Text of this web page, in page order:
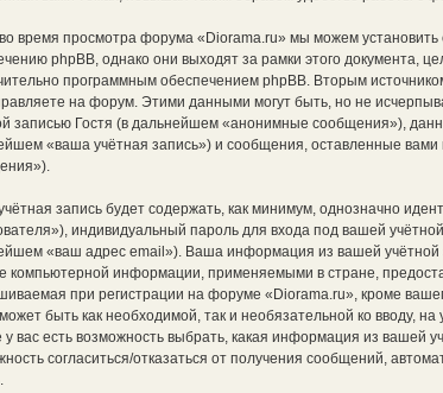
время просмотра форума «Diorama.ru» мы можем
phpBB, однако они выходят за рамки этого документа,
программным обеспечением phpBB. Вторым
на форум. Этими данными могут быть, но не
записью Гостя (в дальнейшем «анонимные сообщения»),
«ваша учётная запись») и сообщения, оставленные
запись будет содержать, как минимум, однозначно
индивидуальный пароль для входа под вашей
«ваш адрес email»). Ваша информация из вашей учётной
компьютерной информации, применяемыми в стране,
при регистрации на форуме «Diorama.ru», кроме
быть как необходимой, так и необязательной ко вводу,
у вас есть возможность выбрать, какая информация из вашей
согласиться/отказаться от получения сообщений,